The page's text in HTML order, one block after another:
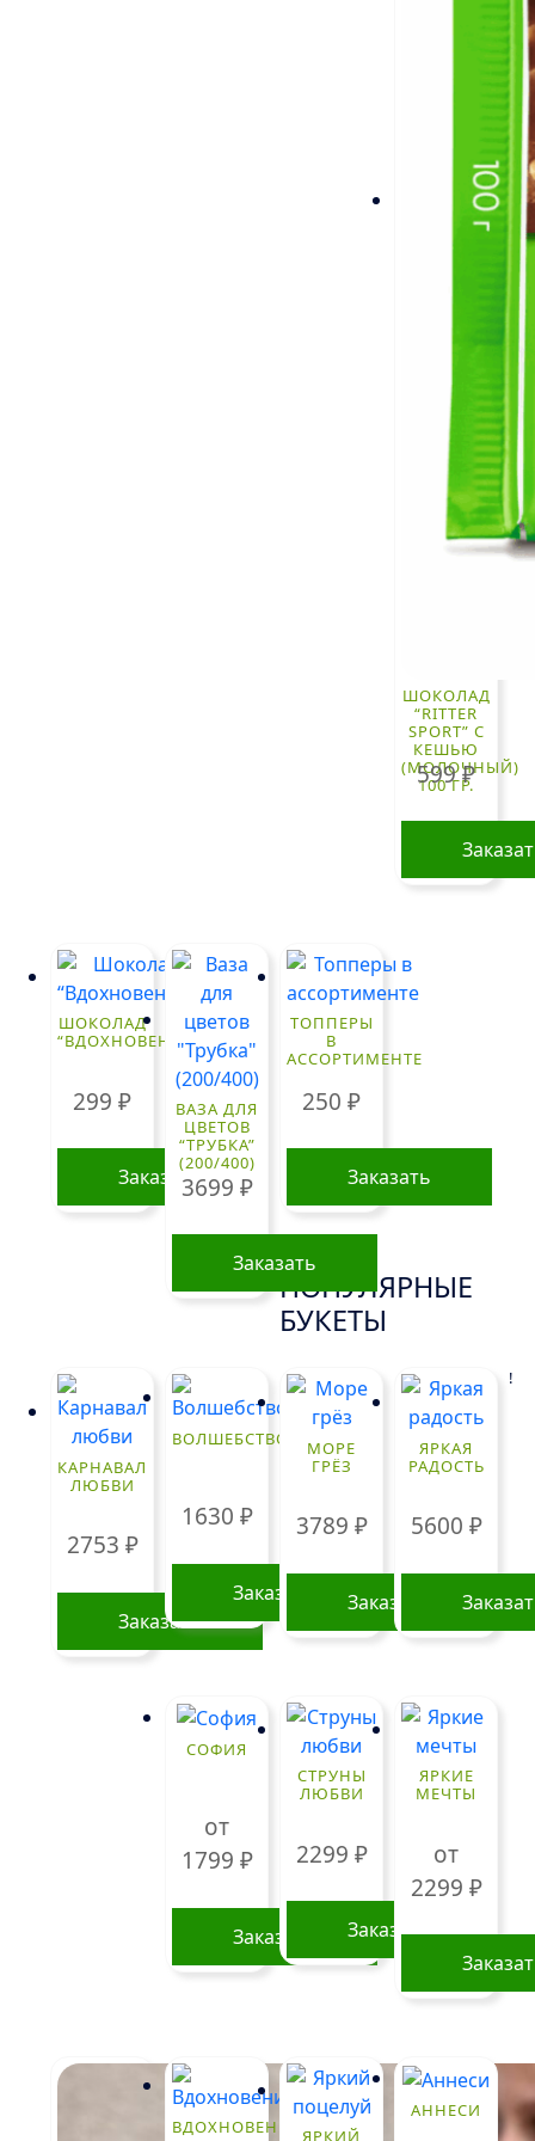
ШОКОЛАД
“RITTER
SPORT” С
КЕШЬЮ
(МОЛОЧНЫЙ)
100 ГР.
599₽
ШОКОЛАД
“ВДОХНОВЕНИЕ”
299₽
Заказать
ВАЗА ДЛЯ
ЦВЕТОВ
“ТРУБКА”
(200/400)
3699 ₽
Заказать
ТОППЕРЫ
В
АССОРТИМЕНТЕ
250₽
Заказать
ПОПУЛЯРНЫЕ
БУКЕТЫ
КАРНАВАЛ
ЛЮБВИ
2753 ₽
Заказать
ВОЛШЕБСТВО
1630 ₽
Заказать
МОРЕ
ГРЁЗ
3789 ₽
Заказать
ЯРКАЯ
РАДОСТЬ
5600 ₽
СОФИЯ
от
1799 ₽
Заказать
несколько
вариаций.
Опции
СТРУНЫ
ЛЮБВИ
2299 ₽
Заказать
ЯРКИЕ
МЕЧТЫ
от
2299 ₽
имеет
ВДОХНОВЕНИЕ
АННЕСИ
!